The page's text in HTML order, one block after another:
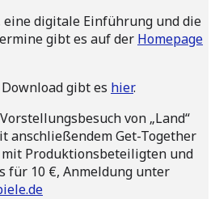
digitale Einführung und die
gibt es auf der Homepage
gibt es hier.
von „Land“
anschließendem Get-Together
mit Produktionsbeteiligten und
für 10 €, Anmeldung unter